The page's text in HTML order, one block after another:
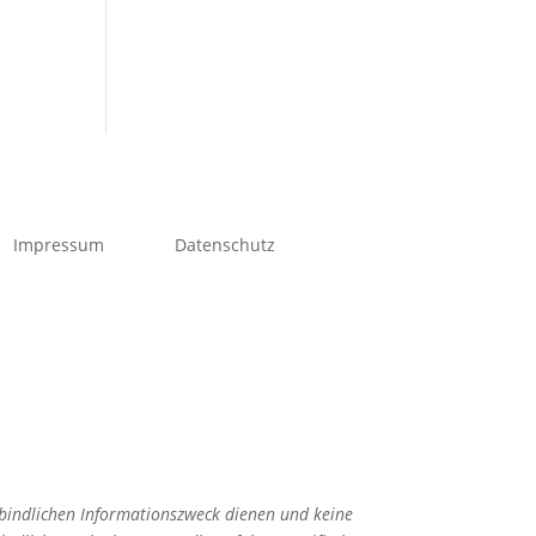
Impressum Datenschutz
Informationszweck dienen und keine